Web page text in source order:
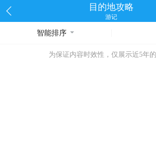
目的地攻略
游记
智能排序
为保证内容时效性，仅展示近5年